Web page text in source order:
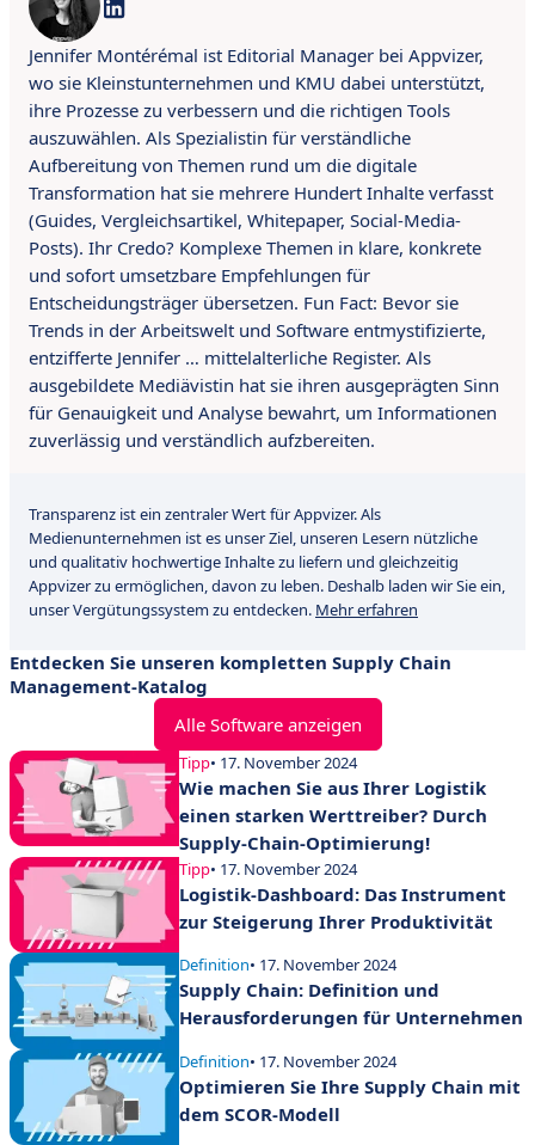
Jennifer Montérémal ist Editorial Manager bei Appvizer,
wo sie Kleinstunternehmen und KMU dabei unterstützt,
ihre Prozesse zu verbessern und die richtigen Tools
auszuwählen. Als Spezialistin für verständliche
Aufbereitung von Themen rund um die digitale
Transformation hat sie mehrere Hundert Inhalte verfasst
(Guides, Vergleichsartikel, Whitepaper, Social-Media-
Posts). Ihr Credo? Komplexe Themen in klare, konkrete
und sofort umsetzbare Empfehlungen für
Entscheidungsträger übersetzen. Fun Fact: Bevor sie
Trends in der Arbeitswelt und Software entmystifizierte,
entzifferte Jennifer … mittelalterliche Register. Als
ausgebildete Mediävistin hat sie ihren ausgeprägten Sinn
für Genauigkeit und Analyse bewahrt, um Informationen
zuverlässig und verständlich aufzbereiten.
Transparenz ist ein zentraler Wert für Appvizer. Als
Medienunternehmen ist es unser Ziel, unseren Lesern nützliche
und qualitativ hochwertige Inhalte zu liefern und gleichzeitig
Appvizer zu ermöglichen, davon zu leben. Deshalb laden wir Sie ein,
unser Vergütungssystem zu entdecken. Mehr erfahren
Entdecken Sie unseren kompletten Supply Chain
Management-Katalog
Alle Software anzeigen
Tipp• 17. November 2024
Wie machen Sie aus Ihrer Logistik
einen starken Werttreiber? Durch
Supply-Chain-Optimierung!
Tipp• 17. November 2024
Logistik-Dashboard: Das Instrument
zur Steigerung Ihrer Produktivität
Definition• 17. November 2024
Supply Chain: Definition und
Herausforderungen für Unternehmen
Definition• 17. November 2024
Optimieren Sie Ihre Supply Chain mit
dem SCOR-Modell